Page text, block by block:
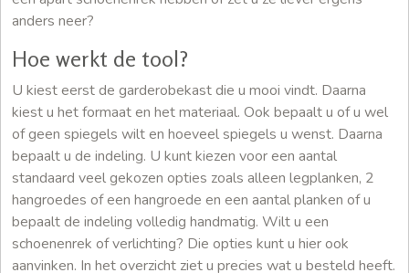
anders neer?
Hoe werkt de tool?
U kiest eerst de garderobekast die u mooi vindt. Daarna
kiest u het formaat en het materiaal. Ook bepaalt u of u wel
of geen spiegels wilt en hoeveel spiegels u wenst. Daarna
bepaalt u de indeling. U kunt kiezen voor een aantal
standaard veel gekozen opties zoals alleen legplanken, 2
hangroedes of een hangroede en een aantal planken of u
bepaalt de indeling volledig handmatig. Wilt u een
schoenenrek of verlichting? Die opties kunt u hier ook
aanvinken. In het overzicht ziet u precies wat u besteld heeft.